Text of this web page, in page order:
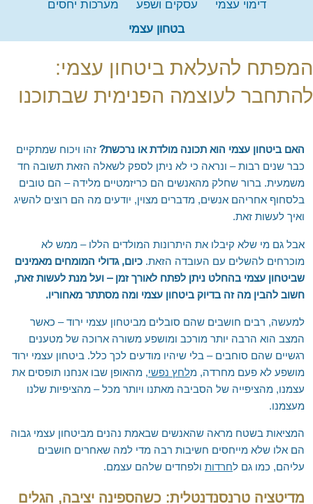
המלצה לספר – מדע ההוויה ואומנות החיים
שאלות נפוצות
לימוד מדיטציה טרנסנדנטלית בארגונים
נתניה – כפר יונה
הוד השרון
כפר סבא
קריית אונו ופתח תקווה
כרמיאל ומשגב
טבעון והעמקים
ראש פינה, אצבע הגליל והגולן
אשדוד, אשקלון ונגב מערבי
באר שבע והדרום
אילת והערבה
השומרון
EN
RU
'סגור תפריט'
דימוי עצמי עסקים ושפע
מערכות יחסים
בטחון עצמי
המפתח להעלאת ביטחון עצמי:
להתחבר לעוצמה הפנימית שבתוכנו
האם ביטחון עצמי הוא תכונה מולדת או נרכשת? זהו ויכוח שמתקיים
כבר שנים רבות – ונראה כי לא ניתן לספק לשאלה הזאת תשובה חד
משמעית. ברור שחלק מהאנשים הם כריזמטיים מלידה – הם טובים
בלסחוף אחריהם אנשים, מדברים מצוין, יודעים מה הם רוצים להשיג
ואיך לעשות זאת.
אבל גם מי שלא קיבלו את היתרונות המולדים הללו – ממש לא
מוכרחים להשלים עם העובדה הזאת. כיום, גדולי המומחים מאמינים
שביטחון עצמי בהחלט ניתן לפתח לאורך זמן – ועל מנת לעשות זאת,
חשוב להבין מה זה בדיוק ביטחון עצמי ומה מסתתר מאחוריו.
למעשה, רבים חושבים שהם סובלים מביטחון עצמי ירוד – כאשר
המצב הוא הרבה יותר מורכב ומושפע משורה ארוכה של מטענים
רגשיים שהם סוחבים – בלי שיהיו מודעים לכך כלל. ביטחון עצמי ירוד
מושפע לא פעם מחרדה, מלחץ נפשי, מהאופן שבו אנחנו תופסים את
עצמנו, מהציפייה של הסביבה מאתנו ויותר מכל – מהציפיות שלנו
מעצמנו.
המציאות בשטח מראה שהאנשים שבאמת נהנים מביטחון עצמי גבוה
הם אלו שלא מייחסים חשיבות רבה מדי למה שאחרים חושבים
עליהם, כמו גם לחרדות ולפחדים שלהם עצמם.
מדיטציה טרנסנדנטלית: כשהספינה יציבה, הגלים